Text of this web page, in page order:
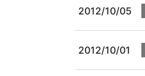
2012/10/05
2012/10/01